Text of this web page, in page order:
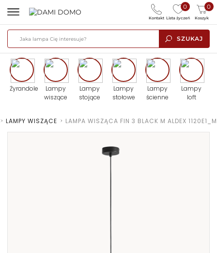
SZUKAJ
0
Lista życzeń
0
Koszyk
Kontakt
Żyrandole
Lampy
wiszące
Lampy
stojące
Lampy
stołowe
Lampy
ścienne
Lampy
loft
> LAMPY WISZĄCE > LAMPA WISZĄCA FIN 3 BLACK M ALDEX 1120E1_M